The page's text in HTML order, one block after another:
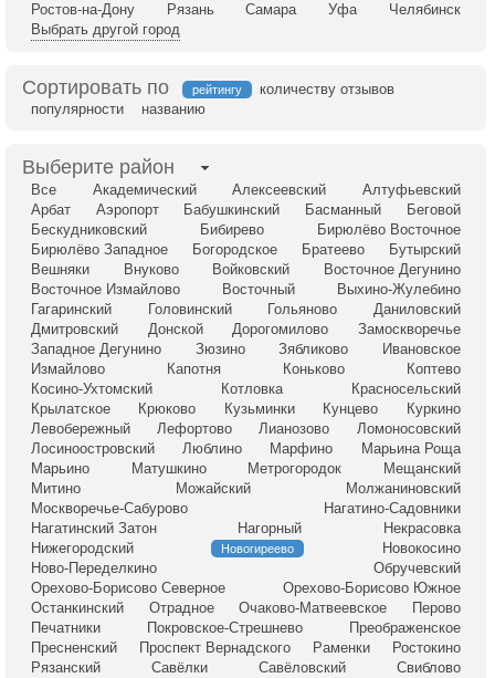
Ростов-на-Дону
Рязань Самара Уфа
Челябинск
Выбрать другой город
Сортировать по рейтингу
количеству отзывов
популярности
названию
Выберите район
Все Академический Алексеевский
Алтуфьевский
Арбат
Аэропорт Бабушкинский Басманный
Беговой
Бескудниковский
Бибирево
Бирюлёво Восточное
Бирюлёво Западное
Богородское Братеево
Бутырский
Вешняки
Внуково Войковский
Восточное Дегунино
Восточное Измайлово
Восточный
Выхино-Жулебино
Гагаринский
Головинский Гольяново
Даниловский
Дмитровский
Донской Дорогомилово
Замоскворечье
Западное Дегунино
Зюзино Зябликово
Ивановское
Измайлово
Капотня Коньково
Коптево
Косино-Ухтомский
Котловка
Красносельский
Крылатское
Крюково Кузьминки Кунцево
Куркино
Левобережный
Лефортово Лианозово
Ломоносовский
Лосиноостровский
Люблино Марфино
Марьина Роща
Марьино
Матушкино Метрогородок
Мещанский
Митино
Можайский
Молжаниновский
Москворечье-Сабурово
Нагатино-Садовники
Нагатинский Затон
Нагорный
Некрасовка
Нижегородский
Новогиреево
Новокосино
Ново-Переделкино
Обручевский
Орехово-Борисово Северное
Орехово-Борисово Южное
Останкинский
Отрадное Очаково-Матвеевское
Перово
Печатники
Покровское-Стрешнево
Преображенское
Пресненский
Проспект Вернадского Раменки
Ростокино
Рязанский
Савёлки Савёловский
Свиблово